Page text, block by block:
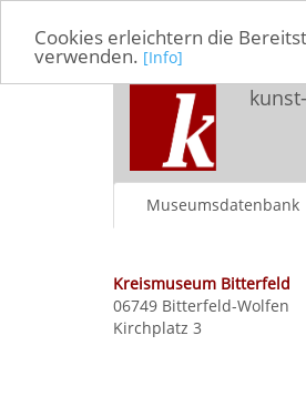
Cookies erleichtern die
verwenden. [Info]
Museumsdatenbank
Kreismuseum Bitterfeld
06749 Bitterfeld-Wolfen
Kirchplatz 3